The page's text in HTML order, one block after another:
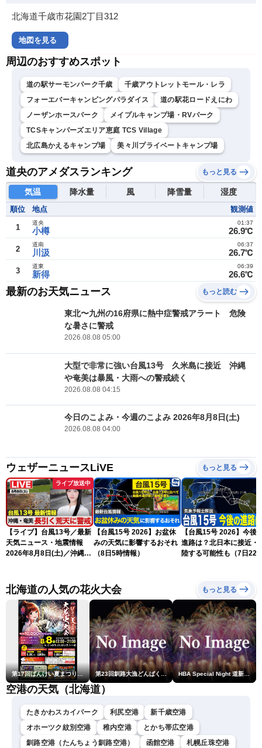
北海道千歳市花園2丁目312
地図を見る
周辺のおすすめスポット
道の駅サーモンパーク千歳
千歳アウトレットモール・レラ
フォーエバーキャンピングパラダイス
道の駅花ロードえにわ
ノーザンホースパーク
メイプルキャンプ場・RVパーク
TCSキャンパーズエリア恵庭 TCS Village
北広島かえるキャンプ場
​美々川プライベートキャンプ場
道央のアメダスランキング もっと見る
気温 降水量 風 降雪量 湿度
順位 地点 観測値
1 小樽
道央
26.9℃
01:37
2 川汲
道南
26.7℃
06:37
3 新得
道東
26.6℃
06:39
最新のお天気ニュース もっと読む
東北〜九州の16府県に熱中症警戒アラート 危険
な暑さに警戒
2026.08.08 05:00
大型で非常に強い台風13号 久米島に接近 沖縄
や奄美は暴風・大雨への警戒続く
2026.08.08 04:15
今日のこよみ・今週のこよみ 2026年8月8日(土)
2026.08.08 04:00
ウェザーニュースLiVE もっと見る
ライブ放送中
【ライブ】台風13号／最新
天気ニュース・地震情報
2026年8月8日(土)／沖縄・
〈ウェザーニュースLiVEモ
ーニング・松本真央／山口
剛央〉
【台風15号 2026】お盆休
みの天気に影響するおそれ
（8日5時情報）
【台風15号 2026】今後
進路は？北日本に接近・
陸する可能性も（7日22
北海道の人気の花火大会 もっと見る
第17回ばんけい夏まつり大花火大会 第23回釧路大漁どんぱく花火大会 ～道新・光と音のファンタジー～ HBA Special Night 道新・秋華火（はなび）
空港の天気（北海道）
たきかわスカイパーク 利尻空港
新千歳空港
オホーツク紋別空港
稚内空港
とかち帯広空港
釧路空港（たんちょう釧路空港）
函館空港
札幌丘珠空港